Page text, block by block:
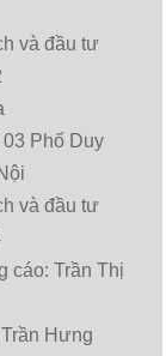
và đầu tư
Phố Duy
và đầu tư
cáo: Trần Thị
Hưng